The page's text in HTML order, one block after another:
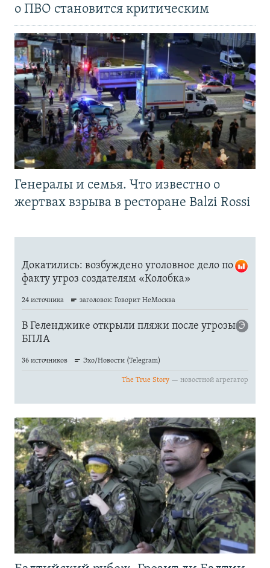
о ПВО становится критическим
Генералы и семья. Что известно о
жертвах взрыва в ресторане Balzi Rossi